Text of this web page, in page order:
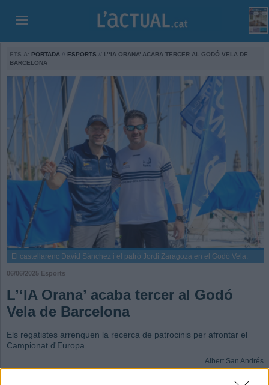
ETS A: PORTADA // ESPORTS // L’‘IA ORANA’ ACABA TERCER AL GODÓ VELA DE
BARCELONA
El castellarenc David Sánchez i el patró Jordi Zaragoza en el Godó Vela.
06/06/2025 Esports
L’‘IA Orana’ acaba tercer al Godó
Vela de Barcelona
Els regatistes arrenquen la recerca de patrocinis per afrontar el
Campionat d'Europa
Albert San Andrés